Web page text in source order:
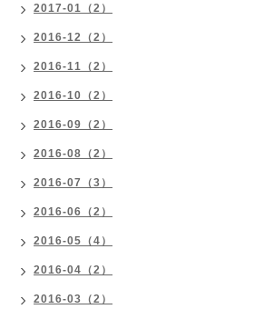
2017-01（2）
2016-12（2）
2016-11（2）
2016-10（2）
2016-09（2）
2016-08（2）
2016-07（3）
2016-06（2）
2016-05（4）
2016-04（2）
2016-03（2）